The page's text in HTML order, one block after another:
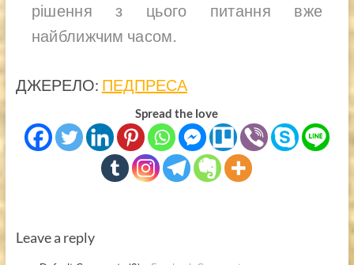
рішення з цього питання вже
найближчим часом.
ДЖЕРЕЛО: ПЕДПРЕСА
Spread the love
Leave a reply